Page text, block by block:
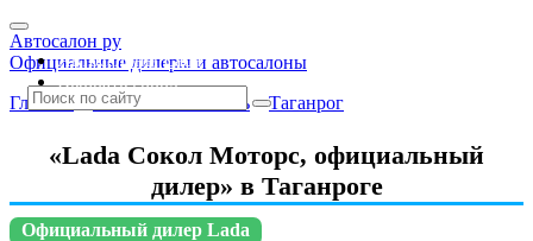
Автосалон ру
Официальные дилеры и автосалоны
Автосалоны Lada
Выбрать город
Главная » Ростовская область » Таганрог
«Lada Сокол Моторс, официальный
дилер» в Таганроге
Официальный дилер Lada